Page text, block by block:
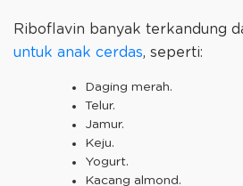
Riboflavin banyak terkandung
untuk anak cerdas, seperti:
Daging merah.
Telur.
Jamur.
Keju.
Yogurt.
Kacang almond.